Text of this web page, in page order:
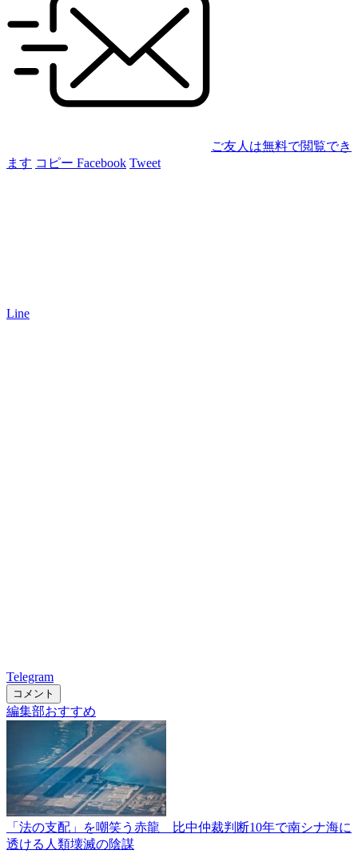
ご友人は無料で閲覧でき
ます コピー Facebook Tweet
Line
Telegram
コメント
編集部おすすめ
「法の支配」を嘲笑う赤龍 比中仲裁判断10年で南シナ海に
透ける人類壊滅の陰謀